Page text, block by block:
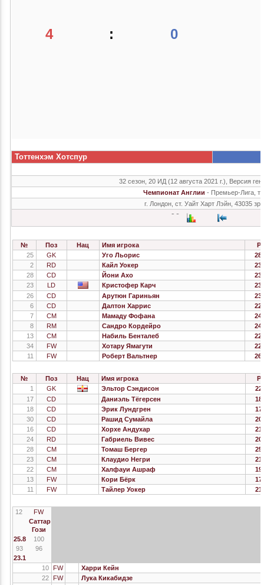
4 : 0
Тоттенхэм Хотспур
32 сезон, 20 ИД (12 августа 2021 г.), Версия
Чемпионат Англии - Премьер-Лига,
г. Лондон, ст. Уайт Харт Лэйн, 43035
№ Поз Нац Имя игрока
25
GK Уго Льорис
2
RD Кайл Уокер
28
CD Йони Ахо
23
LD Кристофер Карч
26
CD Арутюн Гариньян
6
CD Далтон Харрис
7
CM Мамаду Фофана
8
RM Сандро Кордейро
13
CM Набиль Бенталеб
34
FW Хотару Ямагути
11
FW Роберт Вальтнер
№ Поз Нац Имя игрока
1
GK Эльтор Сэндисон
17
CD Даниэль Тёгерсен
18
CD Эрик Лундгрен
30
CD Рашид Сумайла
16
CD Хорхе Андухар
24
RD Габриель Вивес
28
CM Томаш Бергер
23
CM Клаудио Негри
22
CM Халфауи Ашраф
13
FW Кори Бёрк
11
FW Тайлер Уокер
12
FW
Саттар
Гози
25.8
100
93
96
23.1
10
FW
Харри Кейн
22
FW Лука Кикабидзе